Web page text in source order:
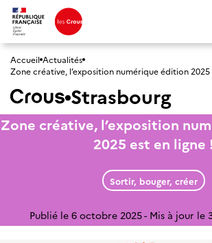
Accueil Actualités
Zone créative, l’exposition numérique édition 2025
Strasbourg
Zone créative, l’exposition
2025 est en ligne !
Sortir, bouger, créer
Publié le 6 octobre 2025 Mis à jour le